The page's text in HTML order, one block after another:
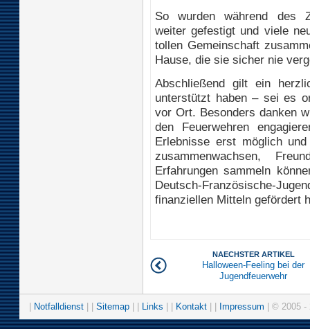
So wurden während des
weiter gefestigt und viele
tollen Gemeinschaft
Hause, die sie sicher nie
Abschließend gilt ein
unterstützt haben – sei es
vor Ort. Besonders danken
den Feuerwehren
Erlebnisse erst möglich
zusammenwachsen,
Erfahrungen sammeln
Deutsch-Französische-
finanziellen Mitteln gefördert
NAECHSTER ARTIKEL
Halloween-Feeling bei der
Jugendfeuerwehr
Notfalldienst Sitemap Links Kontakt Impressum | © 2005 -